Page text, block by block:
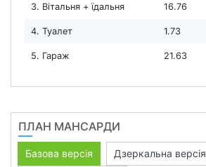
3. Вітальня + їдальня 16.76
4. Туалет 1.73
5. Гараж 21.63
ПЛАН МАНСАРДИ
Базова версія Дзеркальна версія